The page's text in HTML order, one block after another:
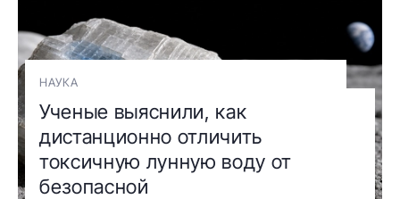
НАУКА
Ученые выяснили, как
дистанционно отличить
токсичную лунную воду от
безопасной